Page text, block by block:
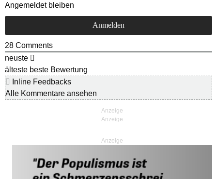
Angemeldet bleiben
28 Comments
neuste
älteste beste Bewertung
Inline Feedbacks
Alle Kommentare ansehen
Anzeige